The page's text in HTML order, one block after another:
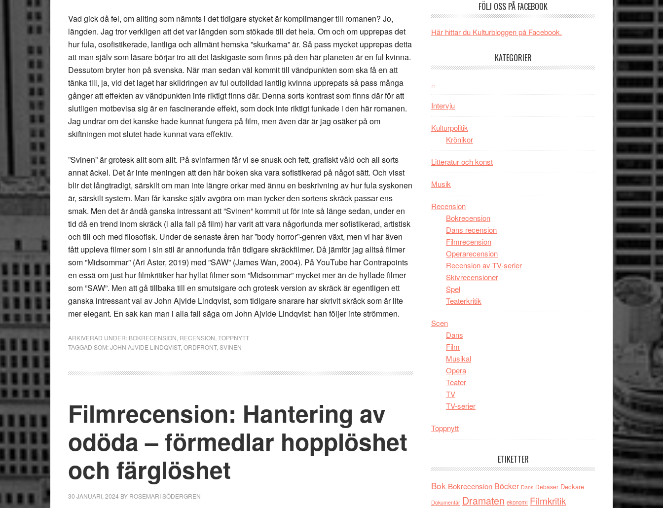
Vad gick då fel, om allting som nämnts i det tidigare stycket är komplimanger till romanen? Jo,
längden. Jag tror verkligen att det var längden som stökade till det hela. Om och om upprepas det
hur fula, osofistikerade, lantliga och allmänt hemska ”skurkarna” är. Så pass mycket upprepas detta
att man själv som läsare börjar tro att det läskigaste som finns på den här planeten är en ful kvinna.
Dessutom bryter hon på svenska. När man sedan väl kommit till vändpunkten som ska få en att
tänka till, ja, vid det laget har skildringen av ful outbildad lantlig kvinna upprepats så pass många
gånger att effekten av vändpunkten inte riktigt finns där. Denna sorts kontrast som finns där för att
slutligen motbevisa sig är en fascinerande effekt, som dock inte riktigt funkade i den här romanen.
Jag undrar om det kanske hade kunnat fungera på film, men även där är jag osäker på om
skiftningen mot slutet hade kunnat vara effektiv.
”Svinen” är grotesk allt som allt. På svinfarmen får vi se snusk och fett, grafiskt våld och all sorts
annat äckel. Det är inte meningen att den här boken ska vara sofistikerad på något sätt. Och visst
blir det långtradigt, särskilt om man inte längre orkar med ännu en beskrivning av hur fula syskonen
är, särskilt systern. Man får kanske själv avgöra om man tycker den sortens skräck passar ens
smak. Men det är ändå ganska intressant att ”Svinen” kommit ut för inte så länge sedan, under en
tid då en trend inom skräck (i alla fall på film) har varit att vara någorlunda mer sofistikerad, artistisk
och till och med filosofisk. Under de senaste åren har ”body horror”-genren växt, men vi har även
fått uppleva filmer som i sin stil är annorlunda från tidigare skräckfilmer. Då jämför jag alltså filmer
som ”Midsommar” (Ari Aster, 2019) med ”SAW” (James Wan, 2004). På YouTube har Contrapoints
en essä om just hur filmkritiker har hyllat filmer som ”Midsommar” mycket mer än de hyllade filmer
som ”SAW”. Men att gå tillbaka till en smutsigare och grotesk version av skräck är egentligen ett
ganska intressant val av John Ajvide Lindqvist, som tidigare snarare har skrivit skräck som är lite
mer elegant. En sak kan man i alla fall säga om John Ajvide Lindqvist: han följer inte strömmen.
ARKIVERAD UNDER: BOKRECENSION RECENSION TOPPNYTT
TAGGAD SOM:JOHN AJVIDE LINDQVIST, ORDFRONT, SVINEN
Filmrecension: Hantering av
odöda – förmedlar hopplöshet
och färglöshet
30 JANUARI, 2024 BY ROSEMARI SÖDERGREN
storform
styra
Mauri?
serie:
Svärtan
välgjort
om
människans
mörker
skådespelare
FÖLJ OSS PÅ FACEBOOK
Här hittar du Kulturbloggen på Facebook.
KATEGORIER
..
Intervju
Kulturpolitik
Krönikor
Litteratur och konst
Musik
Recension
Bokrecension
Dans recension
Filmrecension
Operarecension
Recension av TV-serier
Skivrecensioner
Spel
Teaterkritik
Scen
Dans
Film
Musikal
Opera
Teater
TV
TV-serier
Toppnytt
ETIKETTER
Bok Bokrecension Böcker Dans Debaser Deckare
Dokumentär Dramaten ekonomi Filmkritik